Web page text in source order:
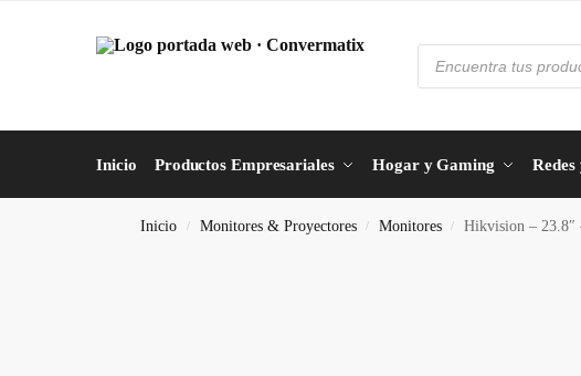
Inicio Productos Empresariales Hogar y Gaming Redes
Inicio / Monitores & Proyectores / Monitores / Hikvision – 23.8″